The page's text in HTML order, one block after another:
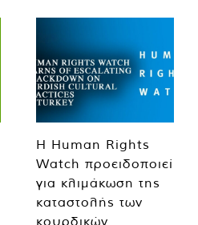
Η Human Rights
Watch προειδοποιεί
για κλιμάκωση της
καταστολής των
κουρδικών